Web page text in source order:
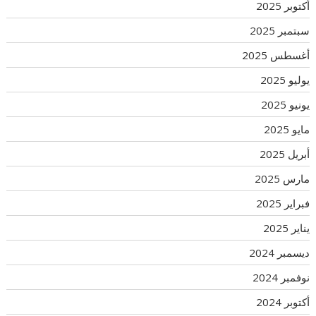
أكتوبر 2025
سبتمبر 2025
أغسطس 2025
يوليو 2025
يونيو 2025
مايو 2025
أبريل 2025
مارس 2025
فبراير 2025
يناير 2025
ديسمبر 2024
نوفمبر 2024
أكتوبر 2024